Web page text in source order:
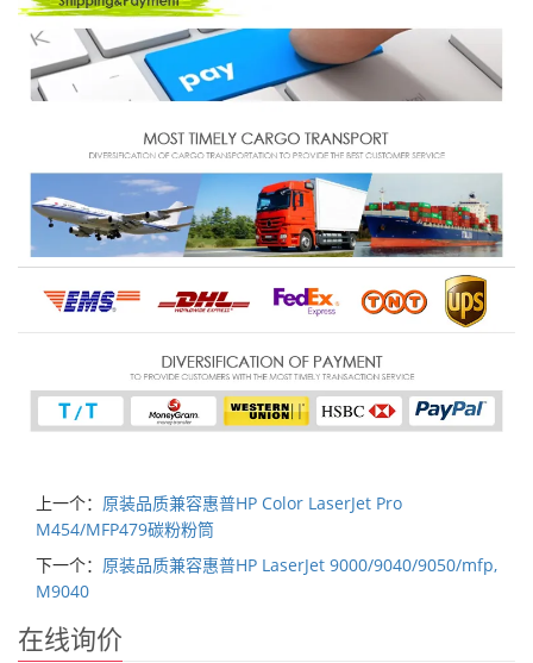
上一个： 原装品质兼容惠普HP Color LaserJet Pro
M454/MFP479碳粉粉筒
下一个： 原装品质兼容惠普HP LaserJet 9000/9040/9050/mfp,
M9040
在线询价